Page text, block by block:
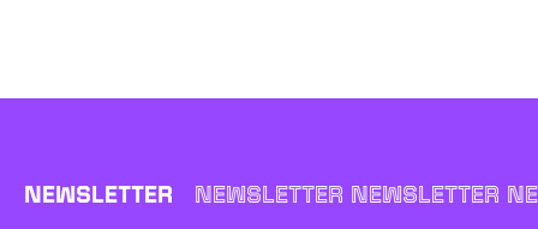
NEWSLETTER NEWSLETTER NEWSLETTER